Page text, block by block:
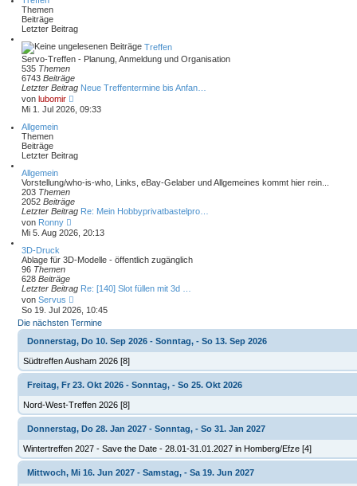
e
B
e
t
r
a
Themen
Beiträge
Letzter Beitrag
Treffen
Servo-Treffen - Planung, Anmeldung und Organisation
535 Themen
6743 Beiträge
Letzter Beitrag Neue Treffentermine bis Anfan…
von lubomir
e
u
e
e
t
r
g
Mi 1. Jul 2026, 09:33
Allgemein
Themen
Beiträge
Letzter Beitrag
Allgemein
Vorstellung/who-is-who, Links, eBay-Gelaber und Allgemeines kommt hier rein...
203 Themen
2052 Beiträge
Letzter Beitrag Re: Mein Hobbyprivatbastelpro…
von Ronny
e
s
r
B
e
i
t
a
g
Mi 5. Aug 2026, 20:13
3D-Druck
Ablage für 3D-Modelle - öffentlich zugänglich
96 Themen
628 Beiträge
Letzter Beitrag Re: [140] Slot füllen mit 3d …
von Servus
e
e
t
e
r
B
e
t
r
g
So 19. Jul 2026, 10:45
Die nächsten Termine
Donnerstag, Do 10. Sep 2026 - Sonntag, - So 13. Sep 2026
Südtreffen Ausham 2026 [8]
Freitag, Fr 23. Okt 2026 - Sonntag, - So 25. Okt 2026
Nord-West-Treffen 2026 [8]
Donnerstag, Do 28. Jan 2027 - Sonntag, - So 31. Jan 2027
Wintertreffen 2027 - Save the Date - 28.01-31.01.2027 in Homberg/Efze [4]
Mittwoch, Mi 16. Jun 2027 - Samstag, - Sa 19. Jun 2027